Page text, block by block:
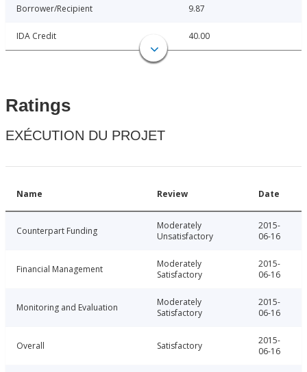
Borrower/Recipient 9.87
IDA Credit 40.00
Ratings
EXÉCUTION DU PROJET
Name Review Date
Counterpart Funding
Moderately
Unsatisfactory
2015-
06-16
Financial Management
Moderately
Satisfactory
2015-
06-16
Monitoring and Evaluation
Moderately
Satisfactory
2015-
06-16
Overall Satisfactory
2015-
06-16